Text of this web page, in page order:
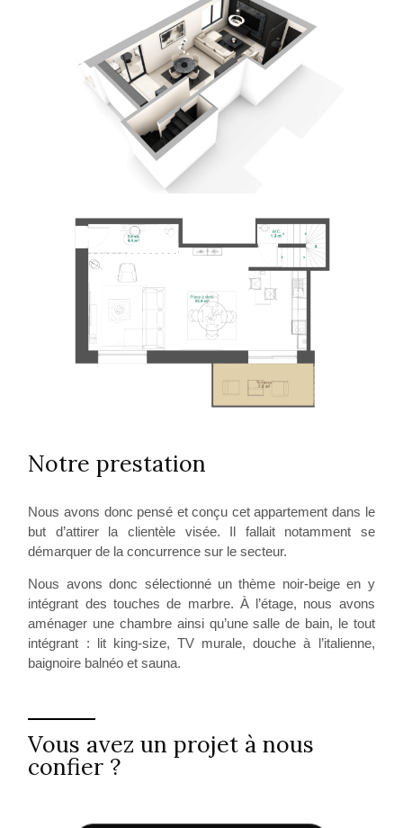
Notre prestation
Nous avons donc pensé et conçu cet appartement dans le
but d’attirer la clientèle visée. Il fallait notamment se
démarquer de la concurrence sur le secteur.
Nous avons donc sélectionné un thème noir-beige en y
intégrant des touches de marbre. À l’étage, nous avons
aménager une chambre ainsi qu’une salle de bain, le tout
intégrant : lit king-size, TV murale, douche à l’italienne,
baignoire balnéo et sauna.
Vous avez un projet à nous
confier ?